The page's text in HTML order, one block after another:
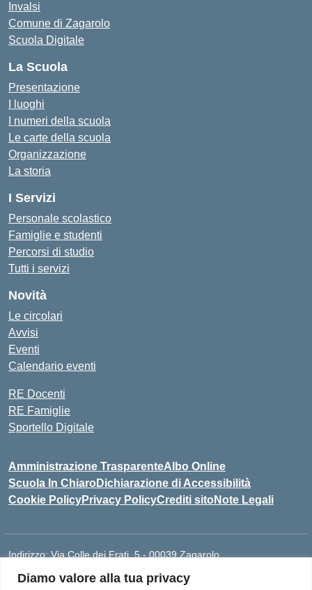
Diamo valore alla tua privacy
Invalsi
Comune di Zagarolo
Scuola Digitale
La Scuola
Presentazione
I luoghi
I numeri della scuola
Le carte della scuola
Organizzazione
La storia
I Servizi
Personale scolastico
Famiglie e studenti
Percorsi di studio
Tutti i servizi
Novità
Le circolari
Avvisi
Eventi
Calendario eventi
RE Docenti
RE Famiglie
Sportello Digitale
Amministrazione TrasparenteAlbo Online
Scuola In Chiaro Dichiarazione di Accessibilità
Cookie PolicyPrivacy PolicyCrediti sito Note Legali
Indirizzo: Via Colle dei Frati, 5 - 00039 Zagarolo
Posta elettronica certificata (PEC):rmis077005@pec.istruzione.it